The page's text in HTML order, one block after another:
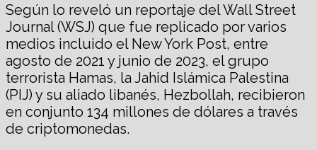
Según lo reveló un reportaje del Wall Street
Journal (WSJ) que fue replicado por varios
medios incluido el New York Post, entre
agosto de 2021 y junio de 2023, el grupo
terrorista Hamas, la Jahid Islámica Palestina
(PIJ) y su aliado libanés, Hezbollah, recibieron
en conjunto 134 millones de dólares a través
de criptomonedas.